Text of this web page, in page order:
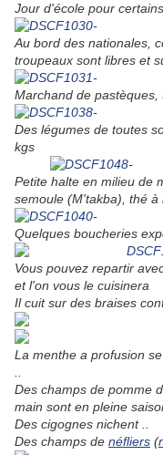
Jour d'école pour
Au bord des nationales,
troupeaux sont libres et
Marchand de
Des légumes de toutes
kgs
Petite halte en milieu de
semoule (M'takba), thé à
Quelques boucheries
Vous pouvez repartir
et l'on vous le cuisinera
Il cuit sur des braises
La menthe a profusion
Des champs de pomme
main sont en pleine
Des cigognes nichent ..
Des champs de néfliers (